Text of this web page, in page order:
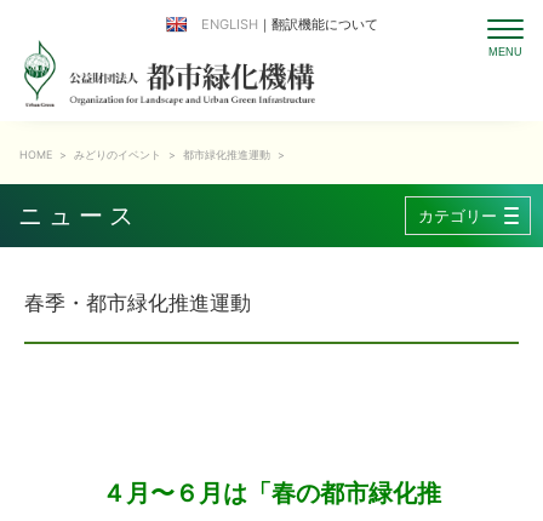
ENGLISH ｜翻訳機能について
ニュース
HOME > みどりのイベント > 都市緑化推進運動 >
春季・都市緑化推進運動
４月〜６月は「春の都市緑化推
カテゴリー